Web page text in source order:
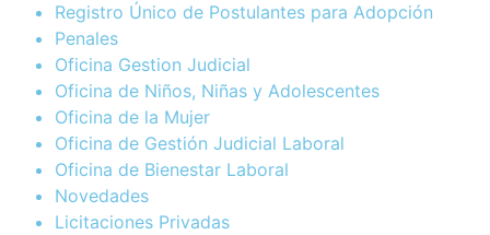
Registro Único de Postulantes para Adopción
Penales
Oficina Gestion Judicial
Oficina de Niños, Niñas y Adolescentes
Oficina de la Mujer
Oficina de Gestión Judicial Laboral
Oficina de Bienestar Laboral
Novedades
Licitaciones Privadas